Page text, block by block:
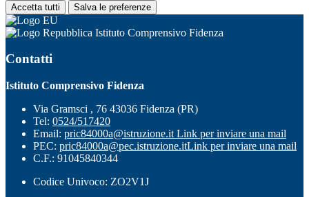
Accetta tutti Salva le preferenze
Istituto Comprensivo Fidenza
Contatti
Istituto Comprensivo Fidenza
Via Gramsci , 76 43036 Fidenza (PR)
Tel: 0524/517420
Email: pric84000a@istruzione.it Link per inviare una mail
PEC: pric84000a@pec.istruzione.itLink per inviare una mail
C.F.: 91045840344
Codice Univoco: ZO2V1J